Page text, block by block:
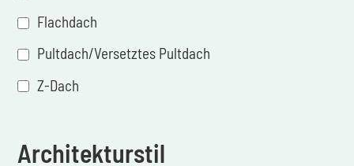
Flachdach
Pultdach/Versetztes Pultdach
Z-Dach
Architekturstil